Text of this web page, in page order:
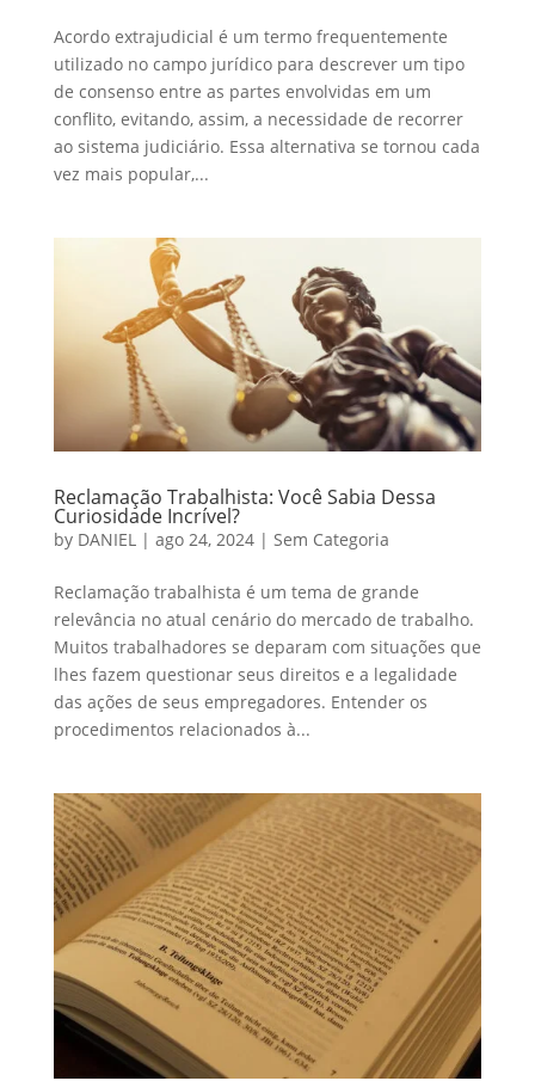
Acordo extrajudicial é um termo frequentemente
utilizado no campo jurídico para descrever um tipo
de consenso entre as partes envolvidas em um
conflito, evitando, assim, a necessidade de recorrer
ao sistema judiciário. Essa alternativa se tornou cada
vez mais popular,...
Reclamação Trabalhista: Você Sabia Dessa
Curiosidade Incrível?
by DANIEL | ago 24, 2024| Sem Categoria
Reclamação trabalhista é um tema de grande
relevância no atual cenário do mercado de trabalho.
Muitos trabalhadores se deparam com situações que
lhes fazem questionar seus direitos e a legalidade
das ações de seus empregadores. Entender os
procedimentos relacionados à...